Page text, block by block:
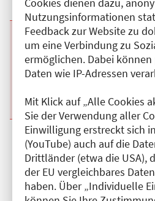
Nutzungsinformationen
Feedback zur Website zu
um eine Verbindung zu
ermöglichen. Dabei
Daten wie IP-Adressen
Mit Klick auf „Alle Cookies
Sie der Verwendung aller
Einwilligung erstreckt sich
(YouTube) auch auf die
Drittländer (etwa die USA),
der EU vergleichbares
haben. Über „Individuelle
Beginn:
25.08.2026Ende und
-25.08.2026,
Veranstaltungstitel:
nervenärztliche Fortbildung
Veranstaltungsort:
Arztpraxis , Obstallee,
Kategorie: A
Details anzeigen
Beginn:
20.08.2026 Ende und
-20.08.2026,
Veranstaltungstitel:
nervenärztliche Fortbildung
Veranstaltungsort:
Arztpraxis , Obstallee,
Kategorie:A
Fortbildungspunkte:1
Details anzeigen